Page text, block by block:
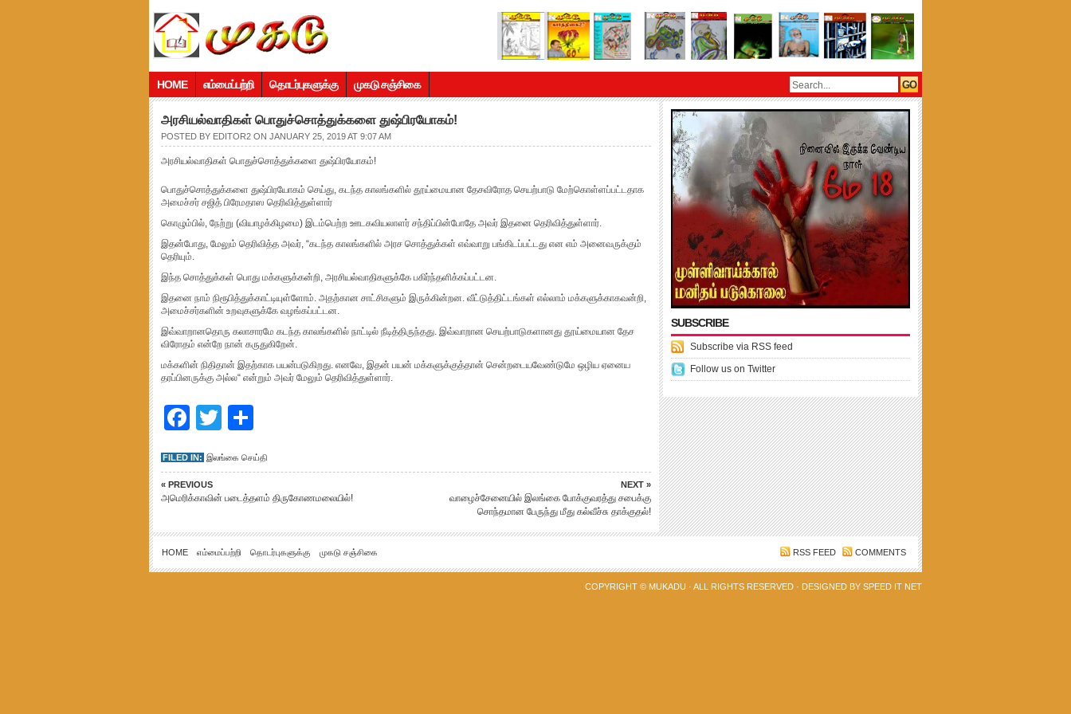
HOME எம்மைப்பற்றி தொடர்புகளுக்கு முகடு சஞ்சிகை
அரசியல்வாதிகள் பொதுச்சொத்துக்களை துஷ்பிரயோகம்!
POSTED BY EDITOR2 ON JANUARY 25, 2019 AT 9:07 AM
அரசியல்வாதிகள் பொதுச்சொத்துக்களை துஷ்பிரயோகம்!
பொதுச்சொத்துக்களை துஷ்பிரயோகம் செய்து, கடந்த காலங்களில் தூய்மையான தேசவிரோத செயற்பாடு மேற்கொள்ளப்பட்டதாக
அமைச்சர் சஜித் பிரேமதாஸ தெரிவித்துள்ளார்
கொழும்பில், நேற்று (வியாழக்கிழமை) இடம்பெற்ற ஊடகவியலாளர் சந்திப்பின்போதே அவர் இதனை தெரிவித்துள்ளார்.
இதன்போது, மேலும் தெரிவித்த அவர், “கடந்த காலங்களில் அரச சொத்துக்கள் எவ்வாறு பங்கிடப்பட்டது என எம் அனைவருக்கும்
தெரியும்.
இந்த சொத்துக்கள் பொது மக்களுக்கன்றி, அரசியல்வாதிகளுக்கே பகிர்ந்தளிக்கப்பட்டன.
இதனை நாம் நிரூபித்துக்காட்டியுள்ளோம். அதற்கான சாட்சிகளும் இருக்கின்றன. வீட்டுத்திட்டங்கள் எல்லாம் மக்களுக்காகவன்றி,
அமைச்சர்களின் உறவுகளுக்கே வழங்கப்பட்டன.
இவ்வாறானதொரு கலாசாரமே கடந்த காலங்களில் நாட்டில் நீடித்திருந்தது. இவ்வாறான செயற்பாடுகளானது தூய்மையான தேச
விரோதம் என்றே நான் கருதுகிறேன்.
மக்களின் நிதிதான் இதற்காக பயன்படுகிறது. எனவே, இதன் பயன் மக்களுக்குத்தான் சென்றடையவேண்டுமே ஒழிய ஏனைய
தரப்பினருக்கு அல்ல“ என்றும் அவர் மேலும் தெரிவித்துள்ளார்.
Facebook
Twitter
FILED IN: இலங்கை செய்தி
« PREVIOUS
அமெரிக்காவின் படைத்தளம் திருகோணமலையில்!
NEXT »
வாழைச்சேனையில் இலங்கை போக்குவரத்து சபைக்கு
சொந்தமான பேருந்து மீது கல்வீச்சு தாக்குதல்!
SUBSCRIBE
Subscribe via RSS feed
Follow us on Twitter
HOME எம்மைப்பற்றி தொடர்புகளுக்கு முகடு சஞ்சிகை RSS FEED COMMENTS
COPYRIGHT © MUKADU · ALL RIGHTS RESERVED · DESIGNED BY SPEED IT NET